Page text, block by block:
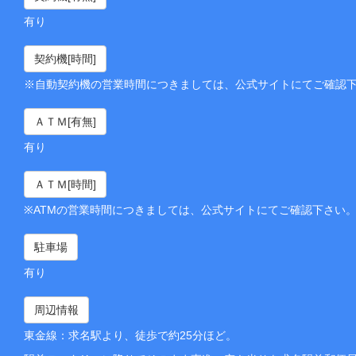
有り
契約機[時間]
※自動契約機の営業時間につきましては、公式サイトにてご確認下
ＡＴＭ[有無]
有り
ＡＴＭ[時間]
※ATMの営業時間につきましては、公式サイトにてご確認下さい。
駐車場
有り
周辺情報
東金線：求名駅より、徒歩で約25分ほど。